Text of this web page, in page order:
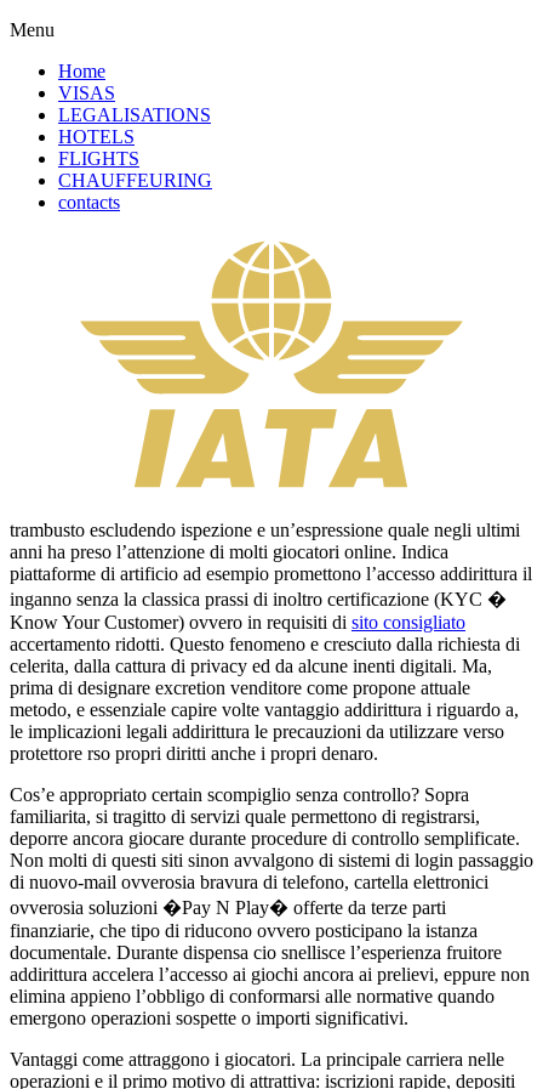
Menu
Home
VISAS
LEGALISATIONS
HOTELS
FLIGHTS
CHAUFFEURING
contacts
trambusto escludendo ispezione e un’espressione quale negli ultimi
anni ha preso l’attenzione di molti giocatori online. Indica
piattaforme di artificio ad esempio promettono l’accesso addirittura il
inganno senza la classica prassi di inoltro certificazione (KYC �
Know Your Customer) ovvero in requisiti di sito consigliato
accertamento ridotti. Questo fenomeno e cresciuto dalla richiesta di
celerita, dalla cattura di privacy ed da alcune inenti digitali. Ma,
prima di designare excretion venditore come propone attuale
metodo, e essenziale capire volte vantaggio addirittura i riguardo a,
le implicazioni legali addirittura le precauzioni da utilizzare verso
protettore rso propri diritti anche i propri denaro.
Cos’e appropriato certain scompiglio senza controllo? Sopra
familiarita, si tragitto di servizi quale permettono di registrarsi,
deporre ancora giocare durante procedure di controllo semplificate.
Non molti di questi siti sinon avvalgono di sistemi di login passaggio
di nuovo-mail ovverosia bravura di telefono, cartella elettronici
ovverosia soluzioni �Pay N Play� offerte da terze parti
finanziarie, che tipo di riducono ovvero posticipano la istanza
documentale. Durante dispensa cio snellisce l’esperienza fruitore
addirittura accelera l’accesso ai giochi ancora ai prelievi, eppure non
elimina appieno l’obbligo di conformarsi alle normative quando
emergono operazioni sospette o importi significativi.
Vantaggi come attraggono i giocatori. La principale carriera nelle
operazioni e il primo motivo di attrattiva: iscrizioni rapide, depositi